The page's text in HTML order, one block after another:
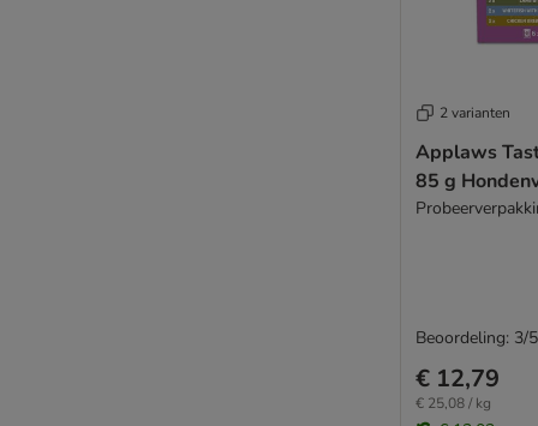
2 varianten
Applaws
85 g
€ 12,79
€ 25,08 / kg
Beoordeling: 3/5